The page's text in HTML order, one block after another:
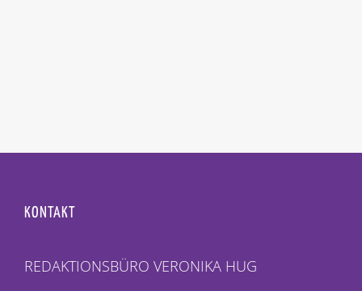
KONTAKT
REDAKTIONSBÜRO VERONIKA HUG